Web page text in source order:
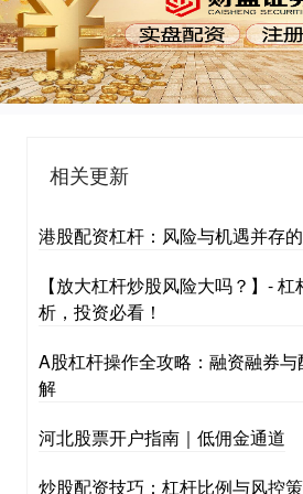
相关更新
港股配资杠杆：风险与机遇并存
【放大杠杆炒股风险大吗？】-
析，投资必看！
A股杠杆操作全攻略：融资融券
解
河北股票开户指南｜低佣金通道
炒股配资技巧：杠杆比例与风控